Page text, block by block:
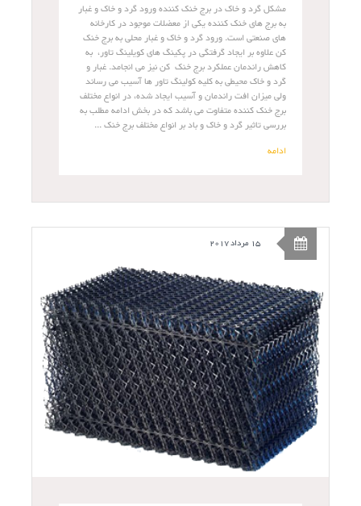
مشکل گرد و خاک در برج خنک کننده ورود گرد و خاک و غبار
به برج های خنک کننده یکی از معضلات موجود در کارخانه
های صنعتی است. ورود گرد و خاک و غبار محلی به برج خنک
کن علاوه بر ایجاد گرفتگی در پکینگ های کویلینگ تاور، به
کاهش راندمان عملکرد برج خنک کن نیز می انجامد. غبار و
گرد و خاک محیطی به کلیه کولینگ تاور ها آسیب می رساند
ولی میزان افت راندمان و آسیب ایجاد شده، در انواع مختلف
برج خنک کننده متفاوت می باشد که در بخش ادامه مطلب به
بررسی تاثیر گرد و خاک و باد بر انواع مختلف برج خنک ...
ادامه
15 مرداد 2017